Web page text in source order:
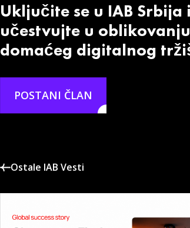
Uključite se u IAB Srbija i
učestvujte u oblikovanju
domaćeg digitalnog
POSTANI ČLAN
Ostale IAB Vesti